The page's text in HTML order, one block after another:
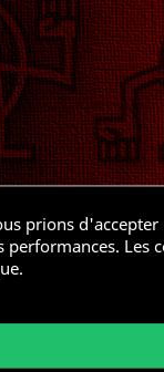
prions
Les